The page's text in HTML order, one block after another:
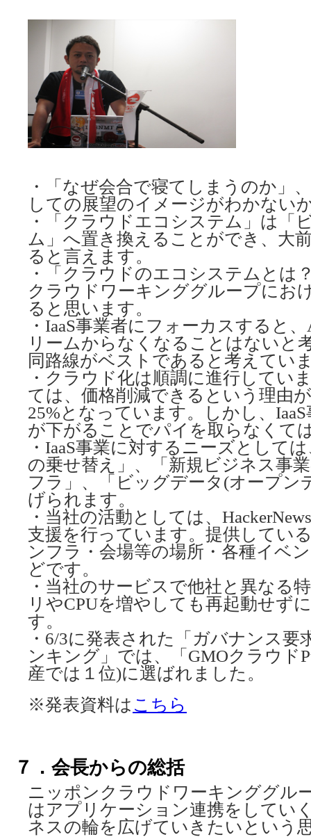
・「なぜ会合で寝てしまうのか」
しての展望のイメージがわかない
・「クラウドエコシステム」は「
ム」へ置き換えることができ、大
ると言えます。
・「クラウドのエコシステムとは
クラウドワーキンググループにお
ると思います。
・IaaS事業者にフォーカスすると
リームからなくなることはないと
同路線がベストであると考えてい
・クラウド化は順調に進行してい
ては、価格削減できるという理由
25%となっています。しかし、
が下がることでパイを取らなくて
・IaaS事業に対するニーズとして
の乗せ替え」、「新規ビジネス事
フラ」、「ビッグデータ(オープン
げられます。
・当社の活動としては、
支援を行っています。提供してい
ンフラ・会場等の場所・各種イベ
どです。
・当社のサービスで他社と異なる
リやCPUを増やしても再起動せず
す。
・6/3に発表された「ガバナンス要
ンキング」では、「GMOクラウド
産では１位)に選ばれました。
※発表資料は こちら
７．会長からの総括
ニッポンクラウドワーキンググル
はアプリケーション連携をしてい
ネスの輪を広げていきたいという